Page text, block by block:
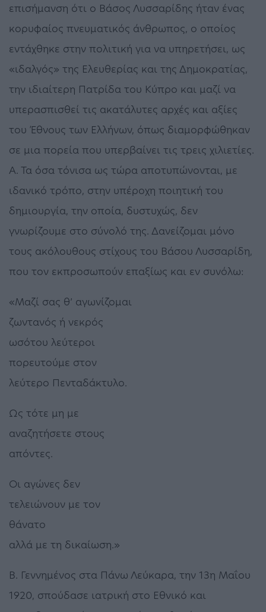
επισήμανση ότι ο Βάσος Λυσσαρίδης ήταν ένας
κορυφαίος πνευματικός άνθρωπος, ο οποίος
εντάχθηκε στην πολιτική για να υπηρετήσει, ως
«ιδαλγός» της Ελευθερίας και της Δημοκρατίας,
την ιδιαίτερη Πατρίδα του Κύπρο και μαζί να
υπερασπισθεί τις ακατάλυτες αρχές και αξίες
του Έθνους των Ελλήνων, όπως διαμορφώθηκαν
σε μια πορεία που υπερβαίνει τις τρεις χιλιετίες.
Α. Τα όσα τόνισα ως τώρα αποτυπώνονται, με
ιδανικό τρόπο, στην υπέροχη ποιητική του
δημιουργία, την οποία, δυστυχώς, δεν
γνωρίζουμε στο σύνολό της. Δανείζομαι μόνο
τους ακόλουθους στίχους του Βάσου Λυσσαρίδη,
που τον εκπροσωπούν επαξίως και εν συνόλω:
«Μαζί σας θ’ αγωνίζομαι
ζωντανός ή νεκρός
ωσότου λεύτεροι
πορευτούμε στον
λεύτερο Πενταδάκτυλο.
Ως τότε μη με
αναζητήσετε στους
απόντες.
Οι αγώνες δεν
τελειώνουν με τον
θάνατο
αλλά με τη δικαίωση.»
Β. Γεννημένος στα Πάνω Λεύκαρα, την 13η Μαΐου
1920, σπούδασε ιατρική στο Εθνικό και